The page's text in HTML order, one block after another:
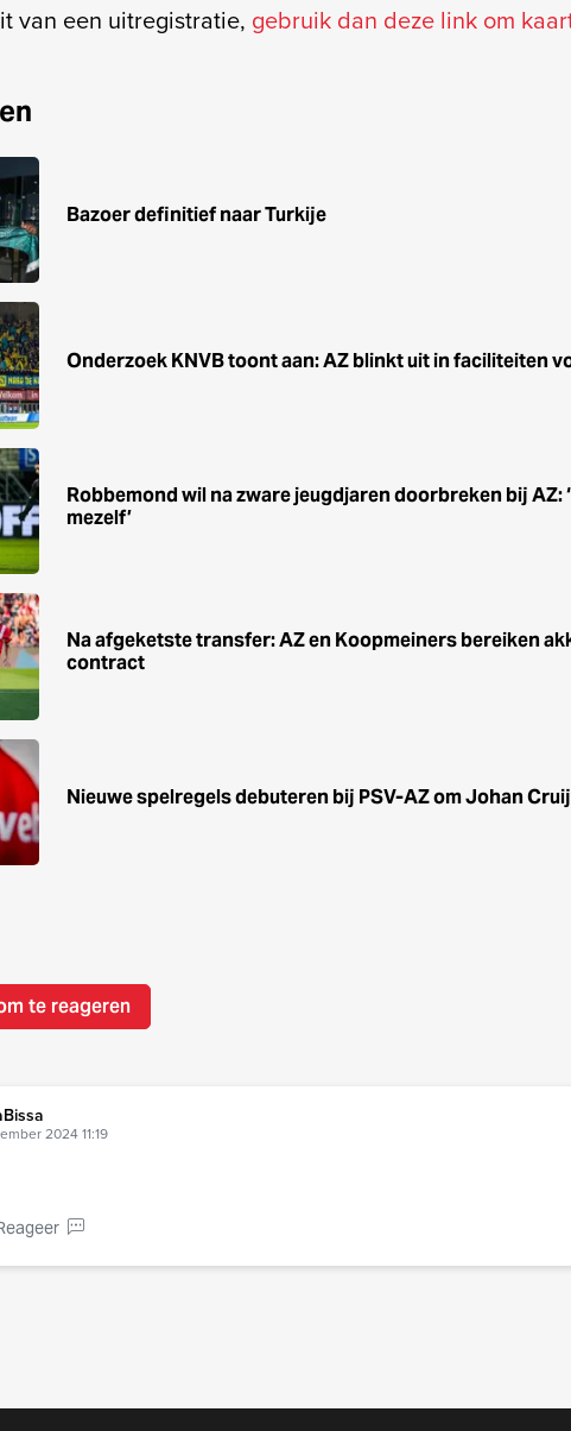
van een uitregistratie, gebruik dan deze link om
Bazoer definitief naar Turkije
Onderzoek KNVB toont aan: AZ blinkt uit in faciliteiten
Robbemond wil na zware jeugdjaren doorbreken bij AZ:
mezelf’
Na afgeketste transfer: AZ en Koopmeiners bereiken
contract
Nieuwe spelregels debuteren bij PSV-AZ om Johan
te reageren
2024 11:19